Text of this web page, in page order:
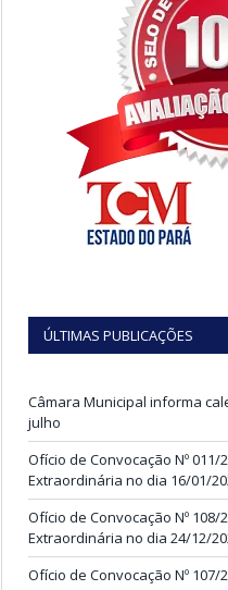
ÚLTIMAS PUBLICAÇÕES
Câmara Municipal informa
julho
Ofício de Convocação Nº
Extraordinária no dia 16/01/
Ofício de Convocação Nº
Extraordinária no dia 24/12/
Ofício de Convocação Nº